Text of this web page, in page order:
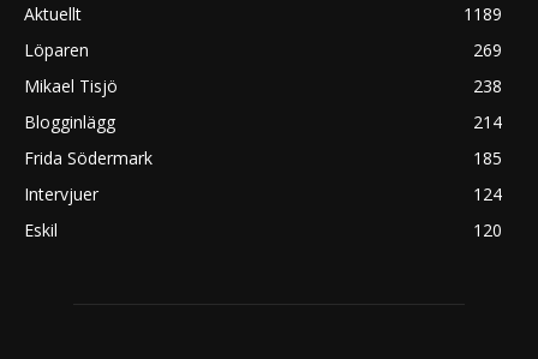
Aktuellt
1189
Löparen
269
Mikael Tisjö
238
Blogginlägg
214
Frida Södermark
185
Intervjuer
124
Eskil
120